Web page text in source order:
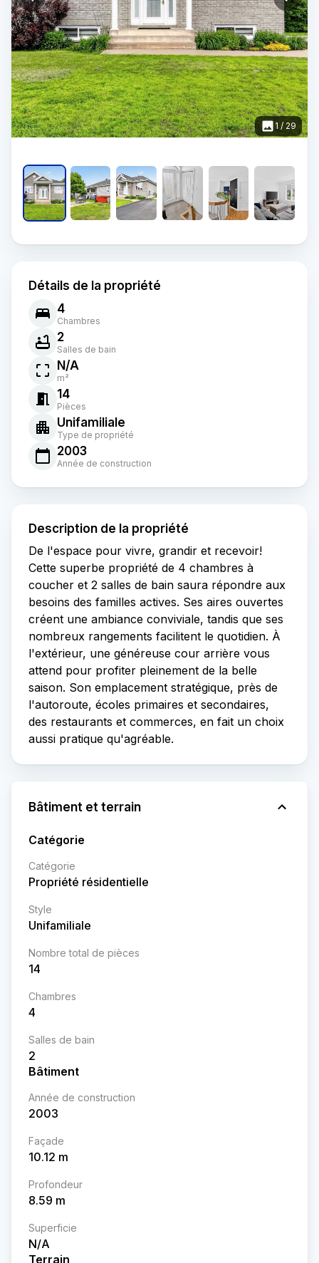
1 / 29
Détails de la propriété
4
Chambres
2
Salles de bain
N/A
m²
14
Pièces
Unifamiliale
Type de propriété
2003
Année de construction
Description de la propriété
De l'espace pour vivre, grandir et recevoir!
Cette superbe propriété de 4 chambres à
coucher et 2 salles de bain saura répondre aux
besoins des familles actives. Ses aires ouvertes
créent une ambiance conviviale, tandis que ses
nombreux rangements facilitent le quotidien. À
l'extérieur, une généreuse cour arrière vous
attend pour profiter pleinement de la belle
saison. Son emplacement stratégique, près de
l'autoroute, écoles primaires et secondaires,
des restaurants et commerces, en fait un choix
aussi pratique qu'agréable.
Bâtiment et terrain
Catégorie
Catégorie
Propriété résidentielle
Style
Unifamiliale
Nombre total de pièces
14
Chambres
4
Salles de bain
2
Bâtiment
Année de construction
2003
Façade
10.12 m
Profondeur
8.59 m
Superficie
N/A
Terrain